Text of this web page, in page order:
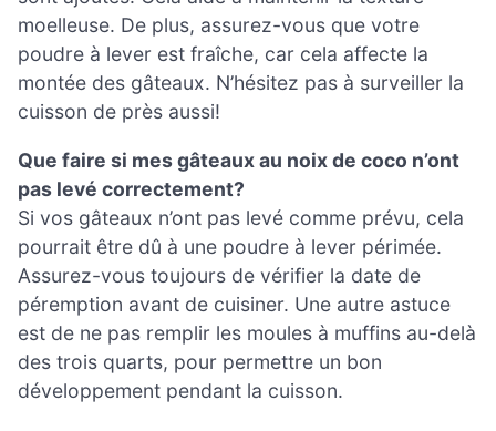
moelleuse. De plus, assurez-vous que votre
poudre à lever est fraîche, car cela affecte la
montée des gâteaux. N’hésitez pas à surveiller la
cuisson de près aussi!
Que faire si mes gâteaux au noix de coco n’ont
pas levé correctement?
Si vos gâteaux n’ont pas levé comme prévu, cela
pourrait être dû à une poudre à lever périmée.
Assurez-vous toujours de vérifier la date de
péremption avant de cuisiner. Une autre astuce
est de ne pas remplir les moules à muffins au-delà
des trois quarts, pour permettre un bon
développement pendant la cuisson.